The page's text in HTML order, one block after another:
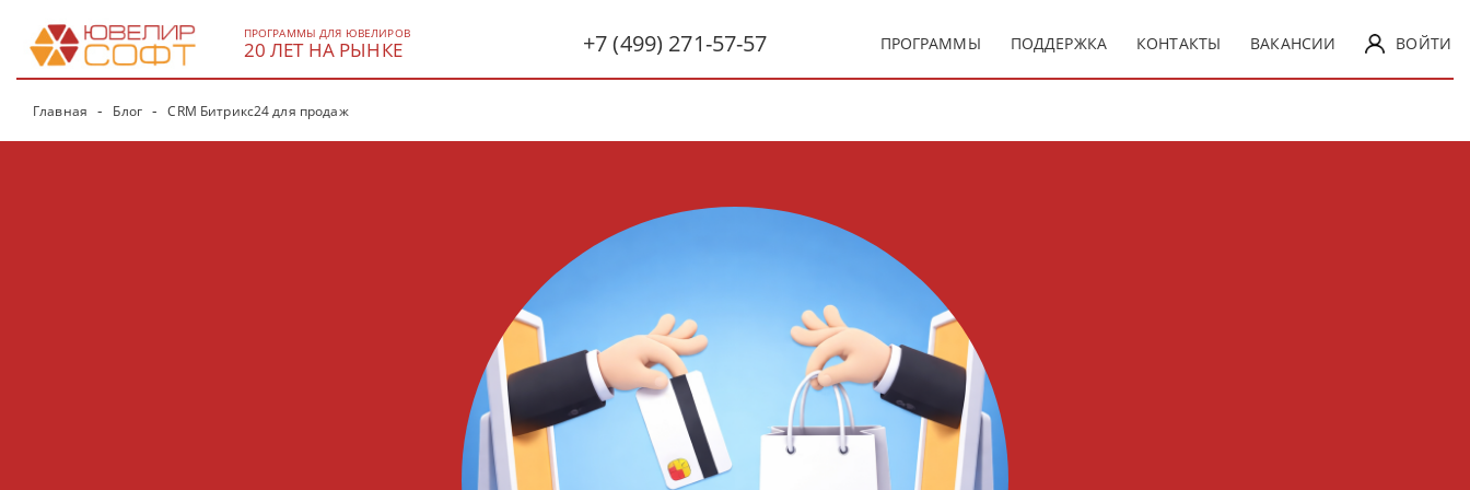
ПРОГРАММЫ ДЛЯ ЮВЕЛИРОВ
20 ЛЕТ НА РЫНКЕ +7 (499) 271-57-57 ПРОГРАММЫ ПОДДЕРЖКА КОНТАКТЫ ВАКАНСИИ ВОЙТИ
Главная Блог CRM Битрикс24 для продаж